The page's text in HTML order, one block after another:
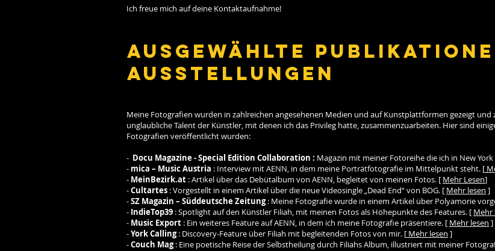
Ich freue mich auf deine Kontaktaufnahme!
Ausgewählte
Ausstellungen
Meine Fotografien wurden in zahlreichen angesehenen Medien und auf Kunstplattformen gezeigt und
unglaubliche Talent der Künstler, mit denen ich das Privileg hatte, zusammenzuarbeiten. Hier sind
Fotografien veröffentlicht wurden:
- Docu Magazine - Special Edition Collaboration : Magazin mit meiner Fotoreihe die ich in New
- mica – Music Austria : Interview mit AENN, in dem meine Porträtfotografie im Mittelpunkt steht. [
- MeinBezirk.at : Artikel über das Debütalbum von AENN, begleitet von meinen Fotos. [ Mehr Lesen]
-Cultartes : Vorgestellt in einem Artikel über die neue Videosingle „Dead End“ von BOG. [ Mehr lesen ]
-SZ Magazin – Süddeutsche Zeitung: Meine Fotografie wurde in einem Artikel über Polyamorie
- IndieTop39 : Spotlight auf den Künstler Filiah, mit meinen Fotos als Höhepunkte des Features. [ Mehr
- Music Export : Ein weiteres Feature auf AENN, in dem ich meine Fotografie präsentiere. [ Mehr lesen ]
-York Calling: Discovery-Feature über Filiah mit begleitenden Fotos von mir. [ Mehr lesen ]
-Couch Mag: Eine poetische Reise der Selbstheilung durch Filiahs Album, illustriert mit meiner